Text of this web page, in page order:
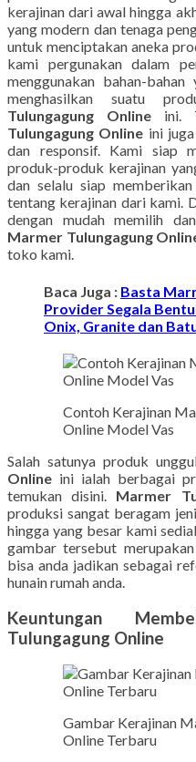
kerajinan dari awal hingga
yang modern dan tenaga
untuk menciptakan aneka
kami pergunakan dalam
menggunakan bahan-
menghasilkan suatu
Tulungagung Onlineini.
Tulungagung Online ini
dan responsif. Kami siap
produk-produk kerajinan
dan selalu siap
tentang kerajinan dari kami.
dengan mudah memilih
Marmer Tulungagung
toko kami.
Baca Juga : Basta
Provider Segala
Onix, Granite dan
Contoh Kerajinan
Online Model Vas
Salah satunya produk
Online ini ialah berbagai
temukan disini. Marmer
produksi sangat beragam
hingga yang besar kami
gambar tersebut
bisa anda jadikan sebagai
hunain rumah anda.
Keuntungan
Tulungagung Online
Gambar Kerajinan
Online Terbaru